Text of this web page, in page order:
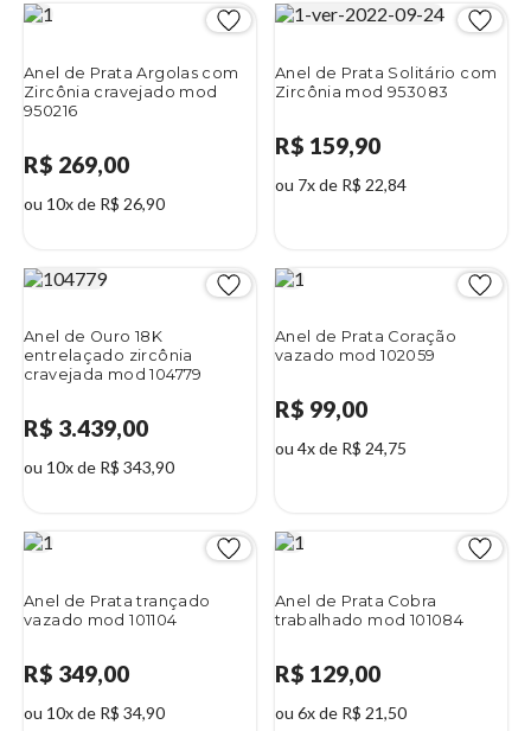
Anel de Prata Argolas com
Zircônia cravejado mod
950216
R$ 269,00
ou 10x de R$ 26,90
Anel de Prata Solitário com
Zircônia mod 953083
R$ 159,90
ou 7x de R$ 22,84
Anel de Ouro 18K
entrelaçado zircônia
cravejada mod 104779
R$ 3.439,00
ou 10x de R$ 343,90
Anel de Prata Coração
vazado mod 102059
R$ 99,00
ou 4x de R$ 24,75
Anel de Prata trançado
vazado mod 101104
R$ 349,00
ou 10x de R$ 34,90
Anel de Prata Cobra
trabalhado mod 101084
R$ 129,00
ou 6x de R$ 21,50